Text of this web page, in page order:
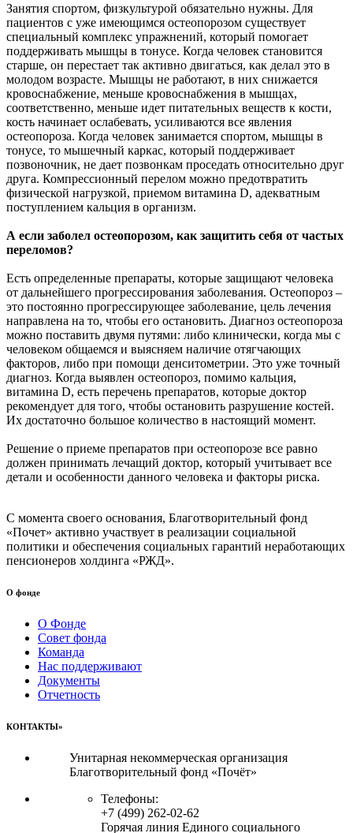
Занятия спортом, физкультурой обязательно нужны. Для
пациентов с уже имеющимся остеопорозом существует
специальный комплекс упражнений, который помогает
поддерживать мышцы в тонусе. Когда человек становится
старше, он перестает так активно двигаться, как делал это в
молодом возрасте. Мышцы не работают, в них снижается
кровоснабжение, меньше кровоснабжения в мышцах,
соответственно, меньше идет питательных веществ к кости,
кость начинает ослабевать, усиливаются все явления
остеопороза. Когда человек занимается спортом, мышцы в
тонусе, то мышечный каркас, который поддерживает
позвоночник, не дает позвонкам проседать относительно друг
друга. Компрессионный перелом можно предотвратить
физической нагрузкой, приемом витамина D, адекватным
поступлением кальция в организм.
А если заболел остеопорозом, как защитить себя от частых
переломов?
Есть определенные препараты, которые защищают человека
от дальнейшего прогрессирования заболевания. Остеопороз –
это постоянно прогрессирующее заболевание, цель лечения
направлена на то, чтобы его остановить. Диагноз остеопороза
можно поставить двумя путями: либо клинически, когда мы с
человеком общаемся и выясняем наличие отягчающих
факторов, либо при помощи денситометрии. Это уже точный
диагноз. Когда выявлен остеопороз, помимо кальция,
витамина D, есть перечень препаратов, которые доктор
рекомендует для того, чтобы остановить разрушение костей.
Их достаточно большое количество в настоящий момент.
Решение о приеме препаратов при остеопорозе все равно
должен принимать лечащий доктор, который учитывает все
детали и особенности данного человека и факторы риска.
С момента своего основания, Благотворительный фонд
«Почет» активно участвует в реализации социальной
политики и обеспечения социальных гарантий неработающих
пенсионеров холдинга «РЖД».
О фонде
О Фонде
Совет фонда
Команда
Нас поддерживают
Документы
Отчетность
КОНТАКТЫ»
Унитарная некоммерческая организация
Благотворительный фонд «Почёт»
Телефоны:
+7 (499) 262-02-62
Горячая линия Единого социального